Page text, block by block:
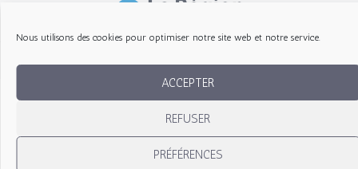
Nous utilisons des cookies pour optimiser notre site web et notre service.
ACCEPTER
REFUSER
PRÉFÉRENCES
a
m
k
-
f